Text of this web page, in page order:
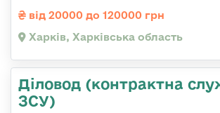
від 20000 до 120000 грн
Харків, Харківська область
Діловод (контрактна
ЗСУ)